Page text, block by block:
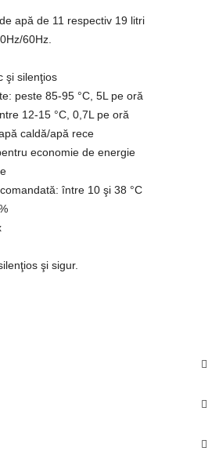
apă de 11 respectiv 19 litri
60Hz.
şi silenţios
peste 85-95 °C, 5L pe oră
12-15 °C, 0,7L pe oră
caldă/apă rece
economie de energie
între 10 şi 38 °C
şi sigur.